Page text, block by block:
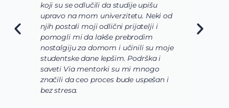
koji su se odlučili da studije upišu
upravo na mom univerzitetu. Neki od
njih postali moji odlični prijatelji i
pomogli mi da lakše prebrodim
nostalgiju za domom i učinili su moje
studentske dane lepšim. Podrška i
saveti Via mentorki su mi mnogo
značili da ceo proces bude uspešan i
bez stresa.